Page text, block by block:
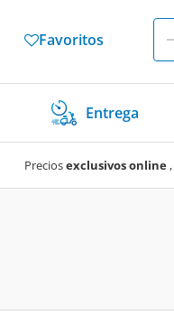
Favoritos
Entrega
Preciosexclusivos online,